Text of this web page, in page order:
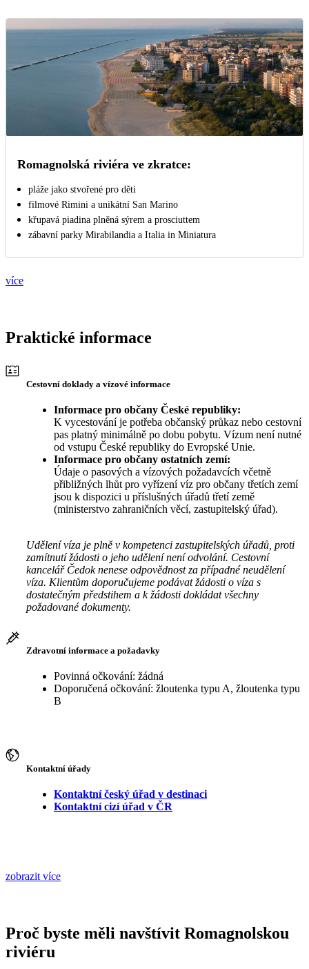
Romagnolská riviéra ve zkratce:
pláže jako stvořené pro děti
filmové Rimini a unikátní San Marino
křupavá piadina plněná sýrem a prosciuttem
zábavní parky Mirabilandia a Italia in Miniatura
více
Praktické informace
Cestovní doklady a vízové informace
Informace pro občany České republiky:
K vycestování je potřeba občanský průkaz nebo cestovní
pas platný minimálně po dobu pobytu. Vízum není nutné
od vstupu České republiky do Evropské Unie.
Informace pro občany ostatních zemí:
Údaje o pasových a vízových požadavcích včetně
přibližných lhůt pro vyřízení víz pro občany třetích zemí
jsou k dispozici u příslušných úřadů třetí země
(ministerstvo zahraničních věcí, zastupitelský úřad).
Udělení víza je plně v kompetenci zastupitelských úřadů, proti
zamítnutí žádosti o jeho udělení není odvolání. Cestovní
kancelář Čedok nenese odpovědnost za případné neudělení
víza. Klientům doporučujeme podávat žádosti o víza s
dostatečným předstihem a k žádosti dokládat všechny
požadované dokumenty.
Zdravotní informace a požadavky
Povinná očkování: žádná
Doporučená očkování: žloutenka typu A, žloutenka typu
B
Kontaktní úřady
Kontaktní český úřad v destinaci
Kontaktní cizí úřad v ČR
zobrazit více
Proč byste měli navštívit Romagnolskou
riviéru